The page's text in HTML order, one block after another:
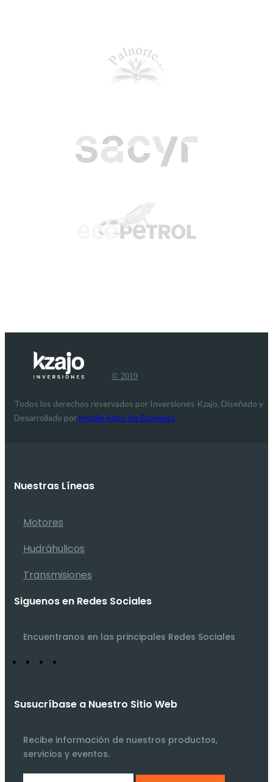
© 2019
Todos los derechos reservados por Inversiones Kzajo. Diseñado y
Desarrollado porMobile Apps for Business
Nuestras Líneas
Motores
Hudráhulicos
Transmisiones
Siguenos en Redes Sociales
Encuentranos en las principales Redes Sociales
Susucríbase a Nuestro Sitio Web
Recibe información de nuestros productos,
servicios y eventos.